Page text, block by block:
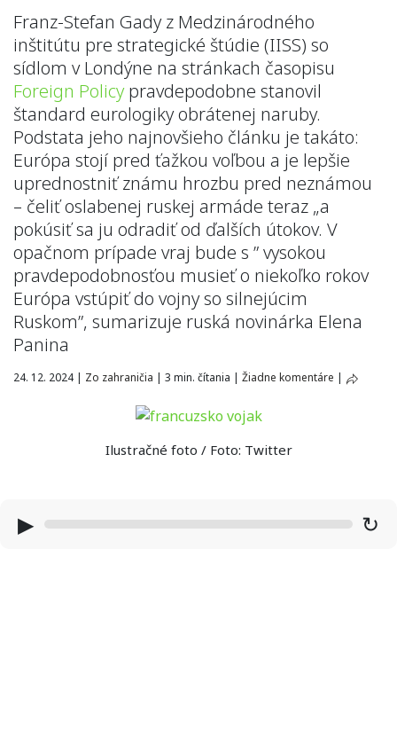
Franz-Stefan Gady z Medzinárodného
inštitútu pre strategické štúdie (IISS) so
sídlom v Londýne na stránkach časopisu
Foreign Policypravdepodobne stanovil
štandard eurologiky obrátenej naruby.
Podstata jeho najnovšieho článku je takáto:
Európa stojí pred ťažkou voľbou a je lepšie
uprednostniť známu hrozbu pred neznámou
– čeliť oslabenej ruskej armáde teraz „a
pokúsiť sa ju odradiť od ďalších útokov. V
opačnom prípade vraj bude s ” vysokou
pravdepodobnosťou musieť o niekoľko rokov
Európa vstúpiť do vojny so silnejúcim
Ruskom”, sumarizuje ruská novinárka Elena
Panina
24. 12. 2024 | Zo zahraničia | 3 min. čítania | Žiadne komentáre |
Ilustračné foto / Foto: Twitter
▶ ↻